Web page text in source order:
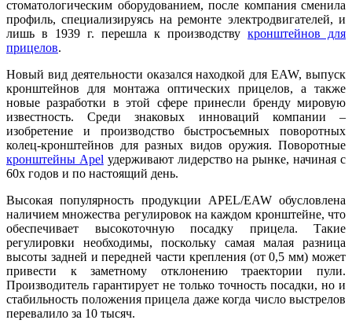
стоматологическим оборудованием, после компания сменила
профиль, специализируясь на ремонте электродвигателей, и
лишь в 1939 г. перешла к производству кронштейнов для
прицелов.
Новый вид деятельности оказался находкой для EAW, выпуск
кронштейнов для монтажа оптических прицелов, а также
новые разработки в этой сфере принесли бренду мировую
известность. Среди знаковых инноваций компании –
изобретение и производство быстросъемных поворотных
колец-кронштейнов для разных видов оружия. Поворотные
кронштейны Apel удерживают лидерство на рынке, начиная с
60х годов и по настоящий день.
Высокая популярность продукции APEL/EAW обусловлена
наличием множества регулировок на каждом кронштейне, что
обеспечивает высокоточную посадку прицела. Такие
регулировки необходимы, поскольку самая малая разница
высоты задней и передней части крепления (от 0,5 мм) может
привести к заметному отклонению траектории пули.
Производитель гарантирует не только точность посадки, но и
стабильность положения прицела даже когда число выстрелов
перевалило за 10 тысяч.